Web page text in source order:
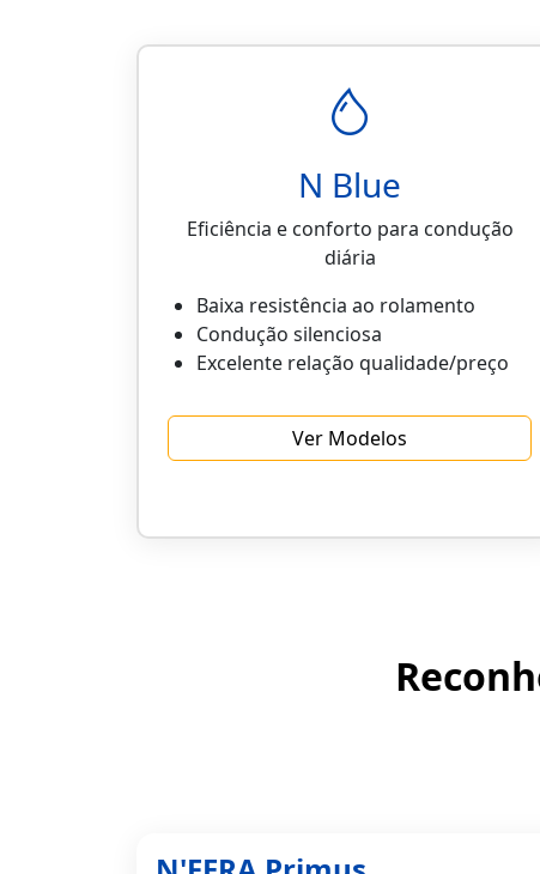
N Blue
Eficiência e conforto para condução
diária
Baixa resistência ao rolamento
Condução silenciosa
Excelente relação qualidade/preço
Ver Modelos